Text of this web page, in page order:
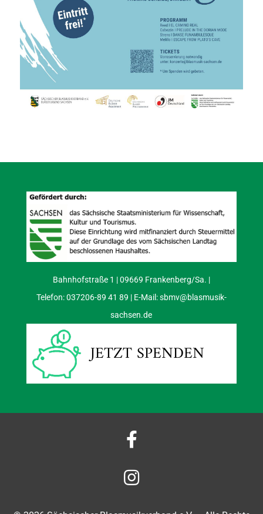
Bahnhofstraße 1 | 09669 Frankenberg/Sa. |
Telefon: 037206-89 41 89 | E-Mail:sbmv@blasmusik-
sachsen.de
JETZT SPENDEN

